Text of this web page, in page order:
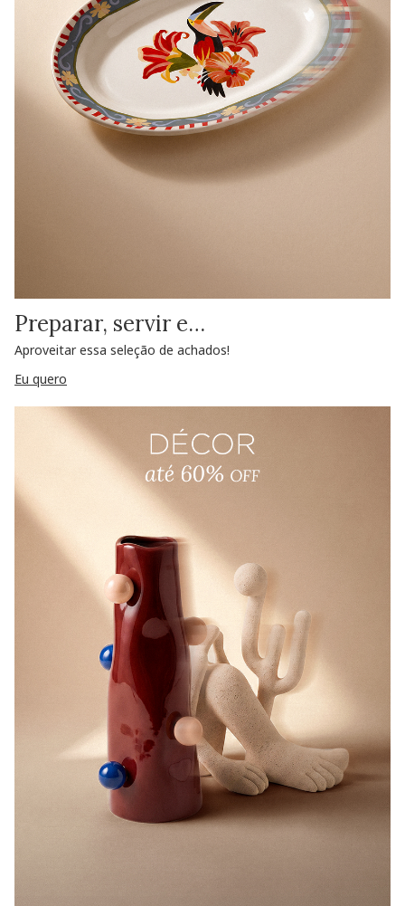
Preparar, servir e…
Aproveitar essa seleção de achados!
Eu quero